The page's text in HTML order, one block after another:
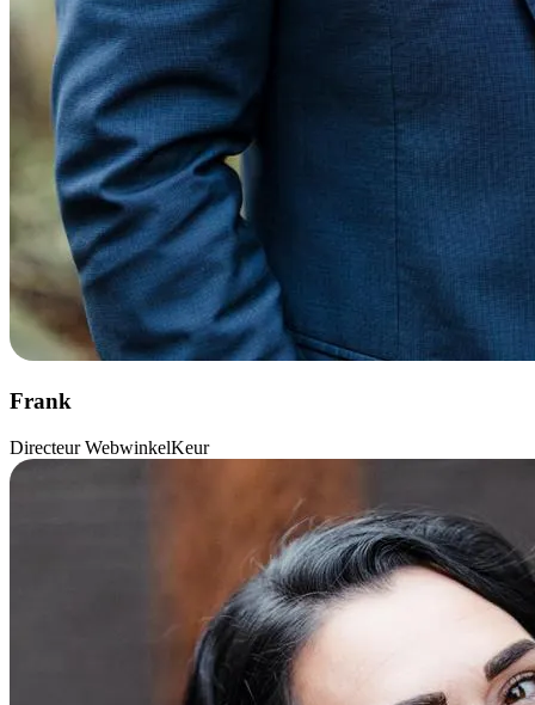
Frank
Directeur WebwinkelKeur